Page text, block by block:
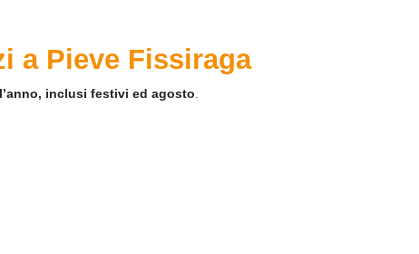
a Pieve Fissiraga
inclusi festivi ed agosto.